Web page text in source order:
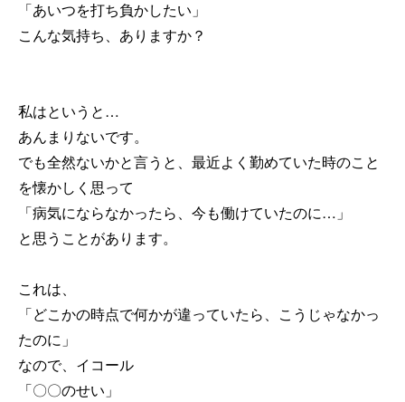
「あいつを打ち負かしたい」
こんな気持ち、ありますか？
私はというと…
あんまりないです。
でも全然ないかと言うと、最近よく勤めていた時のこと
を懐かしく思って
「病気にならなかったら、今も働けていたのに…」
と思うことがあります。
これは、
「どこかの時点で何かが違っていたら、こうじゃなかっ
たのに」
なので、イコール
「〇〇のせい」